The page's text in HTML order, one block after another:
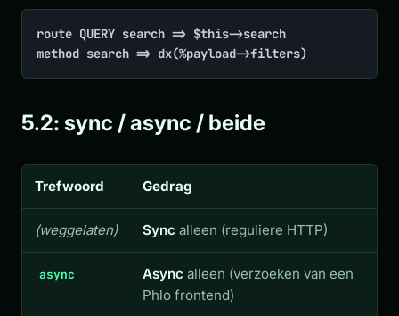
route QUERY search => $this->search
method search => dx(%payload->filters)
5.2: sync / async / beide
Trefwoord Gedrag
(weggelaten) Sync alleen (reguliere HTTP)
async Async alleen (verzoeken van een
Phlo frontend)